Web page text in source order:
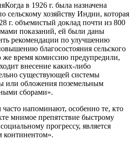
Когда в 1926 г. была назначена
сельскому хозяйству Индии, которая
г. объемистый доклад почти из 800
показаний, ей были даны
рекомендации по улучшению
благосостояния сельского
время комиссию предупредили,
внесение каких-либо
существующей системы
или обложения поземельным
сборами».
напоминают, особенно те, кто
мнимое препятствие быстрому
прогрессу, является
континентом».